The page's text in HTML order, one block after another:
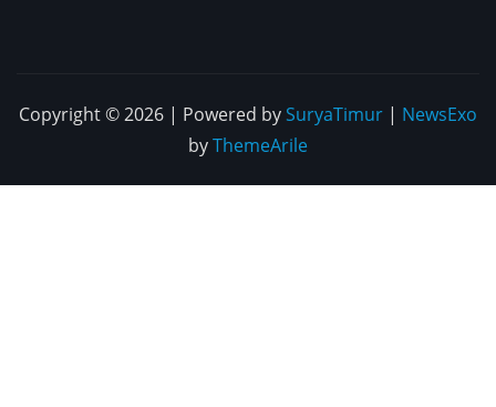
Copyright © 2026 | Powered bySuryaTimur | NewsExo
byThemeArile